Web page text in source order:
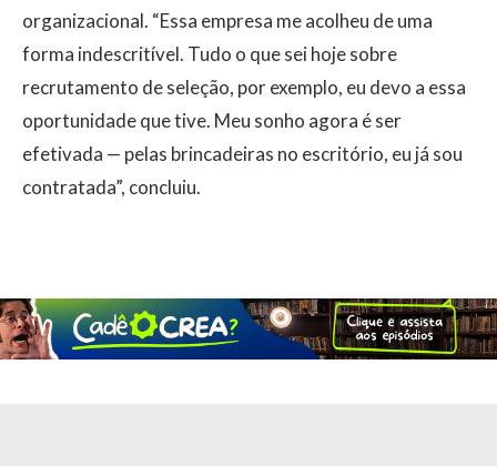
organizacional. “Essa empresa me acolheu de uma
forma indescritível. Tudo o que sei hoje sobre
recrutamento de seleção, por exemplo, eu devo a essa
oportunidade que tive. Meu sonho agora é ser
efetivada — pelas brincadeiras no escritório, eu já sou
contratada”, concluiu.